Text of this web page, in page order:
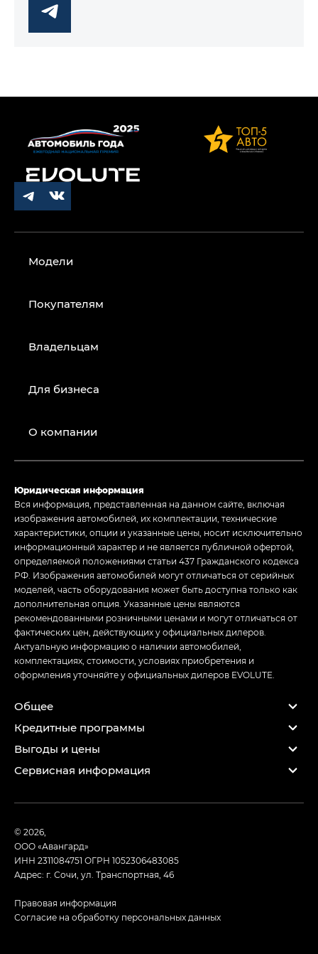
Модели
Покупателям
Владельцам
Для бизнеса
О компании
Юридическая информация
Вся информация, представленная на данном сайте, включая
изображения автомобилей, их комплектации, технические
характеристики, опции и указанные цены, носит исключительно
информационный характер и не является публичной офертой,
определяемой положениями статьи 437 Гражданского кодекса
РФ. Изображения автомобилей могут отличаться от серийных
моделей, часть оборудования может быть доступна только как
дополнительная опция. Указанные цены являются
рекомендованными розничными ценами и могут отличаться от
фактических цен, действующих у официальных дилеров.
Актуальную информацию о наличии автомобилей,
комплектациях, стоимости, условиях приобретения и
оформления уточняйте у официальных дилеров EVOLUTE.
Общее
Кредитные программы
Выгоды и цены
Сервисная информация
© 2026,
ООО «Авангард»
ИНН 2311084751 ОГРН 1052306483085
Адрес: г. Сочи, ул. Транспортная, 46
Правовая информация
Согласие на обработку персональных данных